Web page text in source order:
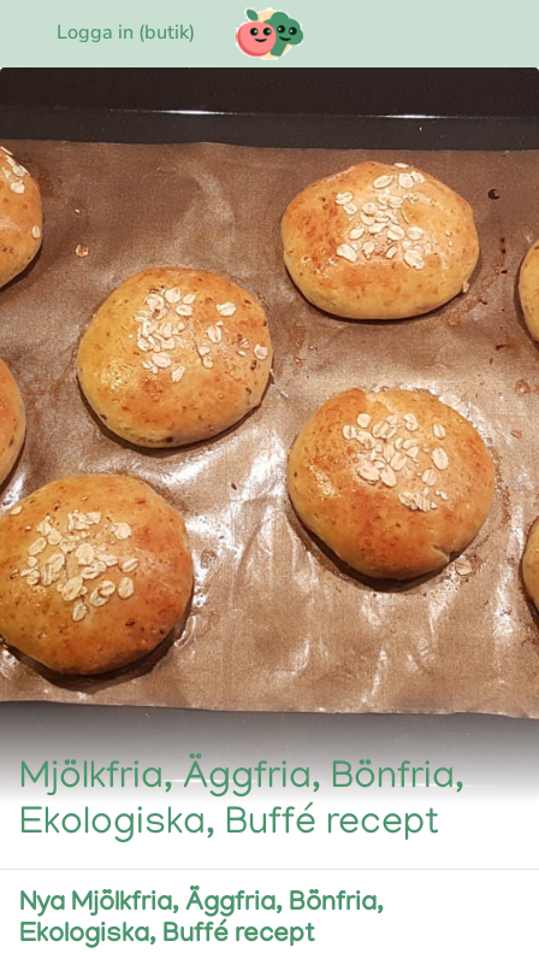
Logga in (butik)
Mjölkfria, Äggfria, Bönfria,
Ekologiska, Buffé recept
Nya Mjölkfria, Äggfria, Bönfria,
Ekologiska, Buffé recept